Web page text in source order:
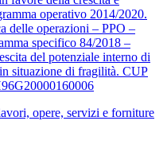
operativo 2014/2020.
delle operazioni – PPO –
specifico 84/2018 –
del potenziale interno di
situazione di fragilità. CUP
opere, servizi e forniture